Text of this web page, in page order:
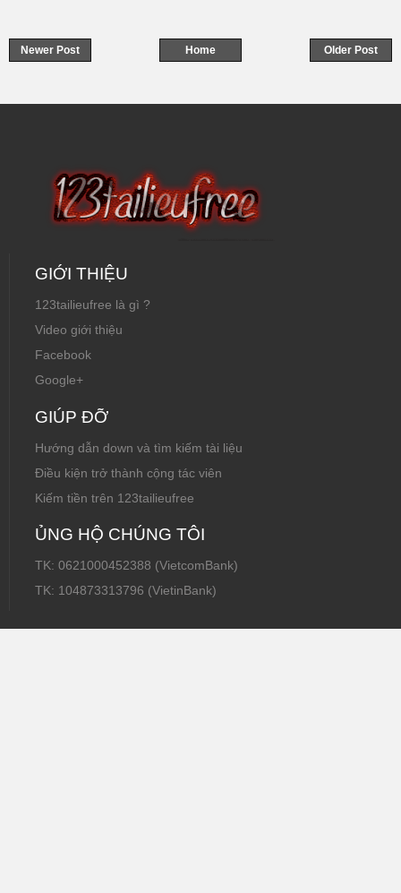
Newer Post Older Post
Home
GIỚI THIỆU
123tailieufree là gì ?
Video giới thiệu
Facebook
Google+
GIÚP ĐỠ
Hướng dẫn down và tìm kiếm tài liệu
Điều kiện trở thành cộng tác viên
Kiếm tiền trên 123tailieufree
ỦNG HỘ CHÚNG TÔI
TK: 0621000452388 (VietcomBank)
TK: 104873313796 (VietinBank)